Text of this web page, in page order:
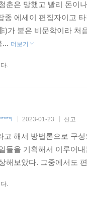
춘은 망했고 빨리 돈이
종 에세이 편집자이고
)가 붙은 비문학이라 처
... 더보기
.
2023-01-23 신고
고 해서 방법론으로 구
들을 기획해서 이루어
해보았다. 그중에서도
.